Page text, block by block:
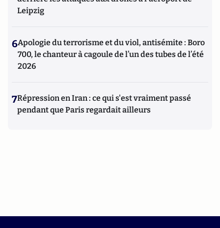
Leipzig
6Apologie du terrorisme et du viol, antisémite : Boro
700, le chanteur à cagoule de l’un des tubes de l’été
2026
7Répression en Iran : ce qui s'est vraiment passé
pendant que Paris regardait ailleurs